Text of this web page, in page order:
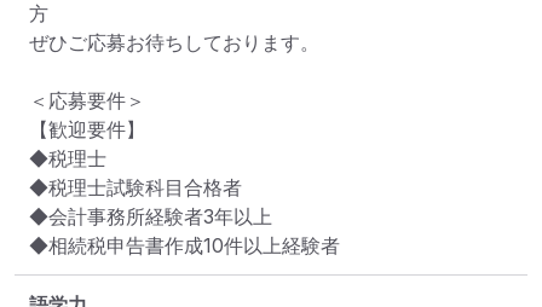
方
ぜひご応募お待ちしております。
＜応募要件＞
【歓迎要件】
◆税理士
◆税理士試験科目合格者
◆会計事務所経験者3年以上
◆相続税申告書作成10件以上経験者